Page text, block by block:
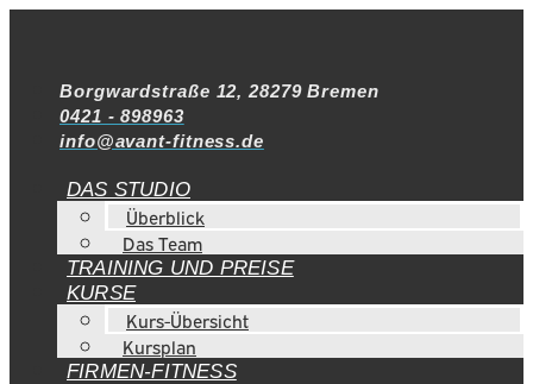
Borgwardstraße 12, 28279 Bremen
0421 - 898963
info@avant-fitness.de
DAS STUDIO
Überblick
Das Team
TRAINING UND PREISE
KURSE
Kurs-Übersicht
Kursplan
FIRMEN-FITNESS